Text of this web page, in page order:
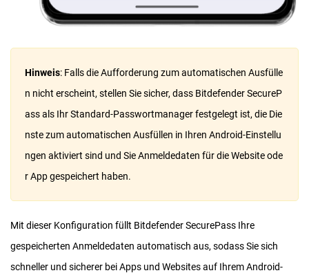
Hinweis: Falls die Aufforderung zum automatischen Ausfülle
n nicht erscheint, stellen Sie sicher, dass Bitdefender SecureP
ass als Ihr Standard-Passwortmanager festgelegt ist, die Die
nste zum automatischen Ausfüllen in Ihren Android-Einstellu
ngen aktiviert sind und Sie Anmeldedaten für die Website ode
r App gespeichert haben.
Mit dieser Konfiguration füllt Bitdefender SecurePass Ihre
gespeicherten Anmeldedaten automatisch aus, sodass Sie sich
schneller und sicherer bei Apps und Websites auf Ihrem Android-